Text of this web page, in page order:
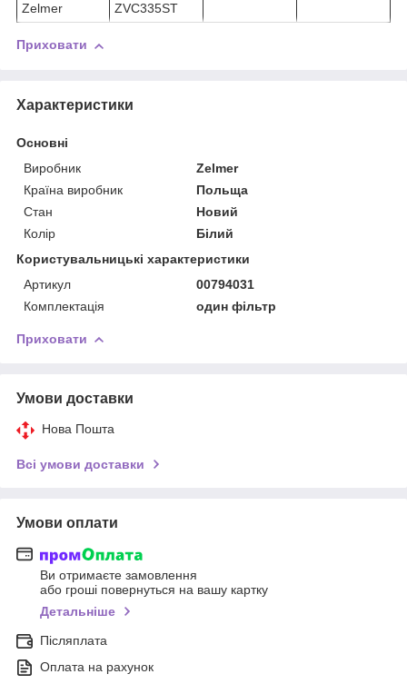
Zelmer
ZVC335ST
Приховати
Характеристики
Основні
Виробник
Zelmer
Країна виробник
Польща
Стан
Новий
Колір
Білий
Користувальницькі характеристики
Артикул
00794031
Комплектація
один фільтр
Приховати
Умови доставки
Нова Пошта
Всі умови доставки
Умови оплати
Ви отримаєте замовлення
або гроші повернуться на вашу картку
Детальніше
Післяплата
Оплата на рахунок